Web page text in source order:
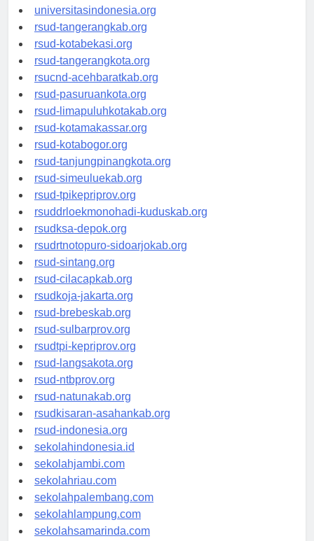
universitasindonesia.org
rsud-tangerangkab.org
rsud-kotabekasi.org
rsud-tangerangkota.org
rsucnd-acehbaratkab.org
rsud-pasuruankota.org
rsud-limapuluhkotakab.org
rsud-kotamakassar.org
rsud-kotabogor.org
rsud-tanjungpinangkota.org
rsud-simeuluekab.org
rsud-tpikepriprov.org
rsuddrloekmonohadi-kuduskab.org
rsudksa-depok.org
rsudrtnotopuro-sidoarjokab.org
rsud-sintang.org
rsud-cilacapkab.org
rsudkoja-jakarta.org
rsud-brebeskab.org
rsud-sulbarprov.org
rsudtpi-kepriprov.org
rsud-langsakota.org
rsud-ntbprov.org
rsud-natunakab.org
rsudkisaran-asahankab.org
rsud-indonesia.org
sekolahindonesia.id
sekolahjambi.com
sekolahriau.com
sekolahpalembang.com
sekolahlampung.com
sekolahsamarinda.com